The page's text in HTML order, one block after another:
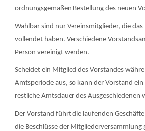
ordnungsgemäßen Bestellung des neuen
Wählbar sind nur Vereinsmitglieder, die das
vollendet haben. Verschiedene
Person vereinigt werden.
Scheidet ein Mitglied des Vorstandes
Amtsperiode aus, so kann der Vorstand
restliche Amtsdauer des Ausgeschiedenen
Der Vorstand führt die laufenden Geschäfte
die Beschlüsse der Mitgliederversammlung